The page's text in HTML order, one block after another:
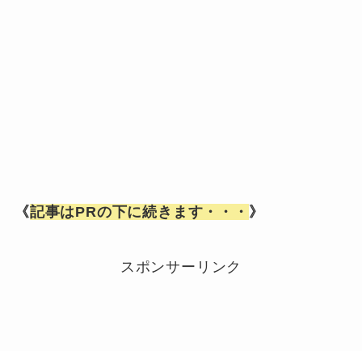
《記事はPRの下に続きます・・・ 》
スポンサーリンク